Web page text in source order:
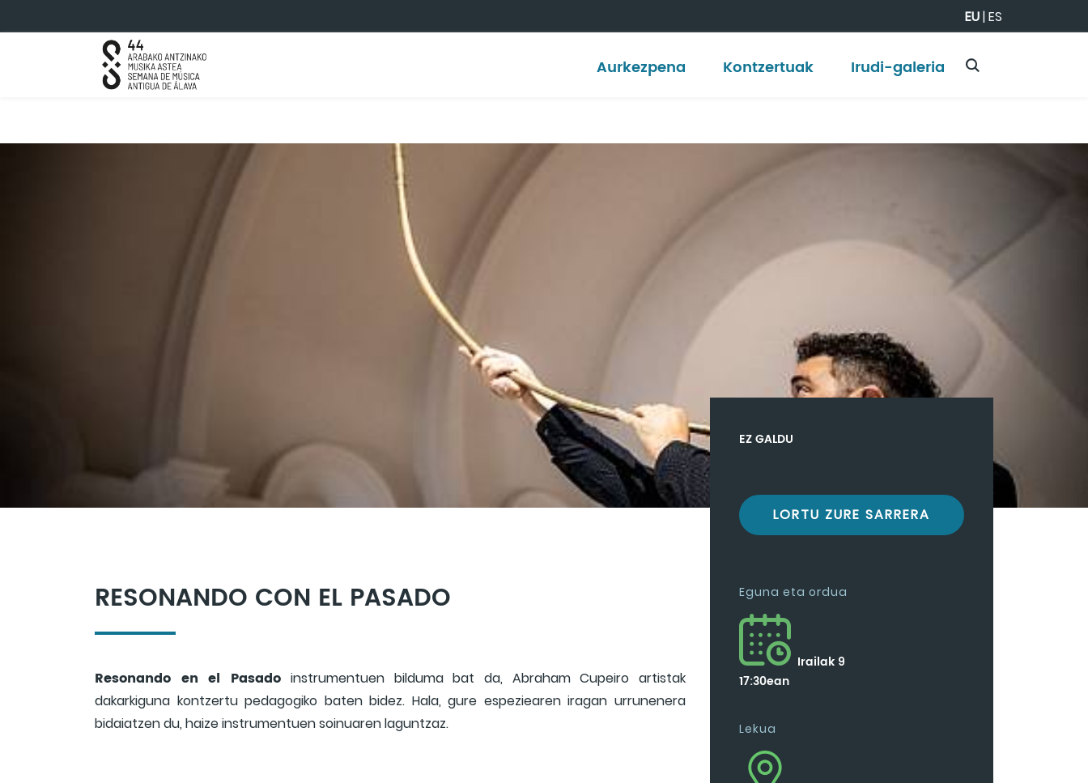
EU|ES
Aurkezpena Kontzertuak Irudi-galeria
RESONANDO CON EL PASADO
Resonando en el Pasado instrumentuen bilduma bat da, Abraham Cupeiro artistak
dakarkiguna kontzertu pedagogiko baten bidez. Hala, gure espeziearen iragan urrunenera
bidaiatzen du, haize instrumentuen soinuaren laguntzaz.
EZ GALDU
LORTU ZURE SARRERA
Eguna eta ordua
Irailak 9
17:30ean
Lekua